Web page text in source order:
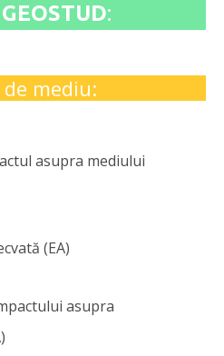
:
mediu:
asupra mediului
(EA)
asupra